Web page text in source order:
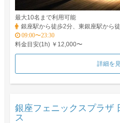
最大10名まで利用可能
銀座駅から徒歩2分、東銀座駅から
09:00〜23:30
料金目安(1h) ￥12,000〜
詳細を
銀座フェニックスプラザ
ス